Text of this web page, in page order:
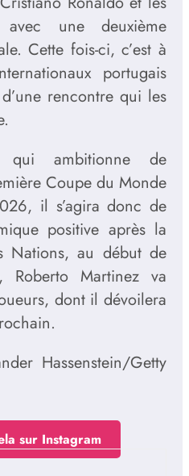
avec une deuxième
Cette fois-ci, c’est à
portugais
rencontre qui les
ambitionne de
Coupe du Monde
il s’agira donc de
positive après la
Nations, au début de
Roberto Martinez va
dont il dévoilera
Hassenstein/Getty
sur Instagram